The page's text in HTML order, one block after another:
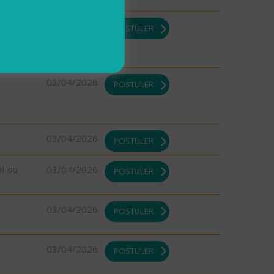
POSTULER
03/04/2026 POSTULER
03/04/2026 POSTULER
ou
03/04/2026 POSTULER
03/04/2026 POSTULER
03/04/2026 POSTULER